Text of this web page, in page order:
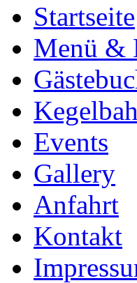
Startseite
Menü &
Events
Gallery
Anfahrt
Kontakt